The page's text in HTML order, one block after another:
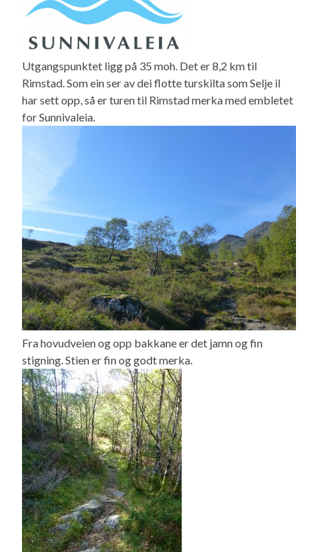
Utgangspunktet ligg på 35 moh. Det er 8,2 km til
Rimstad. Som ein ser av dei flotte turskilta som Selje il
har sett opp, så er turen til Rimstad merka med embletet
for Sunnivaleia.
Fra hovudveien og opp bakkane er det jamn og fin
stigning. Stien er fin og godt merka.